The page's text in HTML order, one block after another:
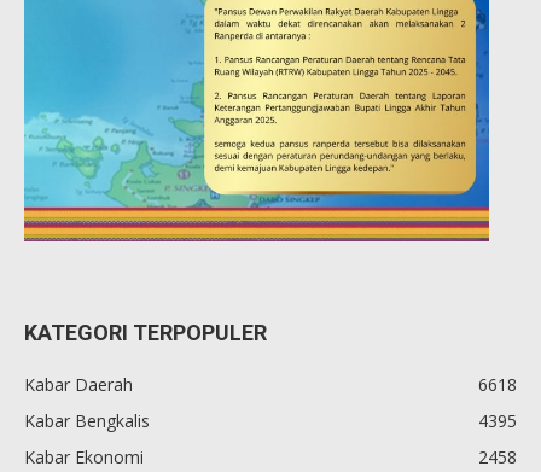
KATEGORI TERPOPULER
Kabar Daerah
6618
Kabar Bengkalis
4395
Kabar Ekonomi
2458